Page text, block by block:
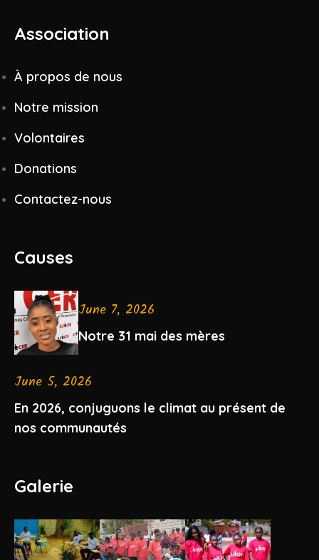
Association
À propos de nous
Notre mission
Volontaires
Donations
Contactez-nous
Causes
June 7, 2026
Notre 31 mai des mères
June 5, 2026
En 2026, conjuguons le climat au présent de
nos communautés
Galerie